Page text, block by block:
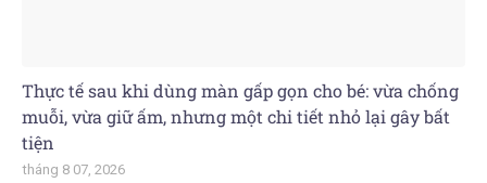
Thực tế sau khi dùng màn gấp gọn cho bé: vừa chống
muỗi, vừa giữ ấm, nhưng một chi tiết nhỏ lại gây bất
tiện
tháng 8 07, 2026